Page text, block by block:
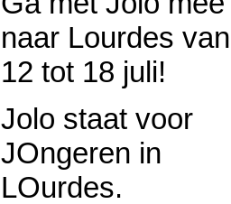
naar Lourdes van
12 tot 18 juli!
Jolo staat voor
JOngeren in
LOurdes.